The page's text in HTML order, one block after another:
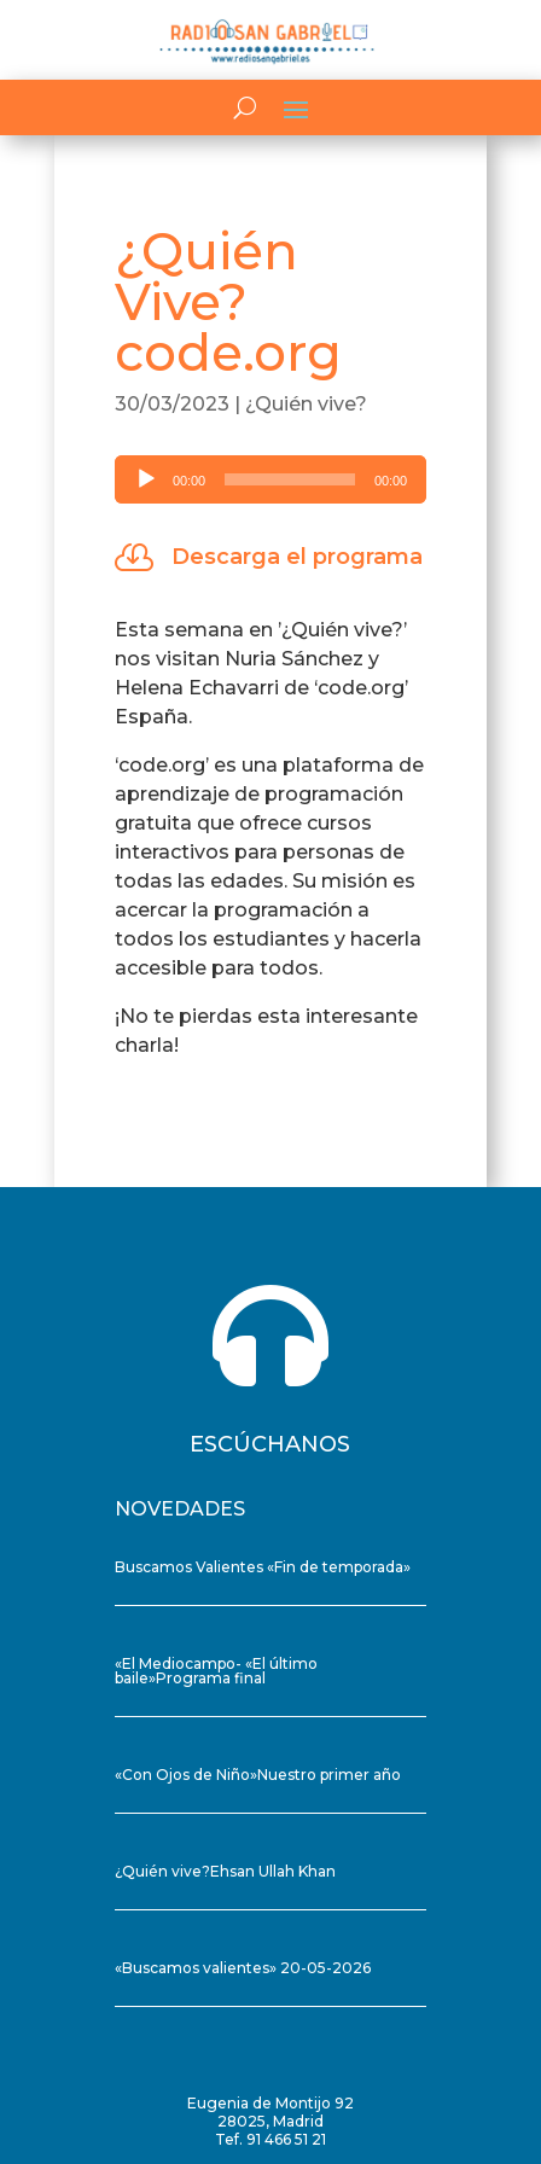
¿Quién
Vive?
code.org
30/03/2023 | ¿Quién vive?
Reproductor
de
00:00 00:00
 Descarga el programa
Esta semana en ’¿Quién vive?’
nos visitan Nuria Sánchez y
Helena Echavarri de ‘code.org’
España.
‘code.org’ es una plataforma de
aprendizaje de programación
gratuita que ofrece cursos
interactivos para personas de
todas las edades. Su misión es
acercar la programación a
todos los estudiantes y hacerla
accesible para todos.
¡No te pierdas esta interesante
charla!

ESCÚCHANOS
NOVEDADES
Buscamos Valientes «Fin de temporada»
«El Mediocampo- «El último
baile»Programa final
«Con Ojos de Niño»Nuestro primer año
¿Quién vive?Ehsan Ullah Khan
«Buscamos valientes» 20-05-2026
Eugenia de Montijo 92
28025, Madrid
Tef. 91 466 51 21